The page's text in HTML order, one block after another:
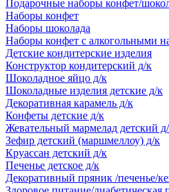
Подарочные наборы конфет/
Наборы конфет
Наборы шоколада
Наборы конфет с алкогольными
Детские кондитерские изделия
Конструктор кондитерский д/к
Шоколадное яйцо д/к
Шоколадные изделия детские д/к
Декоративная карамель д/к
Конфеты детские д/к
Жевательный мармелад детский
Зефир детский (маршмеллоу) д/к
Круассан детский д/к
Печенье детское д/к
Декоративный пряник /печенье/